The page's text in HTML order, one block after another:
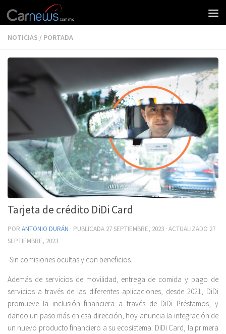
NOTICIAS / PORTADA
Tarjeta de crédito DiDi Card
POR ANTONIO DURÁN · PUBLICADA 27 SEPTIEMBRE, 2023 · ACTUALIZADO 27
SEPTIEMBRE, 2023
-Sin comisiones ocultas y con beneficios.
Además de servicios de movilidad, entrega de comida y pago de
servicios a través de las diferentes aplicaciones, desde 2021, DiDi
promueve la inclusión financiera a través de DiDi Préstamos, y
dando un paso más en esa dirección, hoy anuncia la integración de
un nuevo producto financiero a su ecosistema: DiDi Card, la primera